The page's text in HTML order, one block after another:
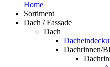
Home
Sortiment
Dach / Fassade
Dach
Dachrinnen/